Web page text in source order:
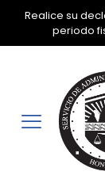
Realice su
periodo